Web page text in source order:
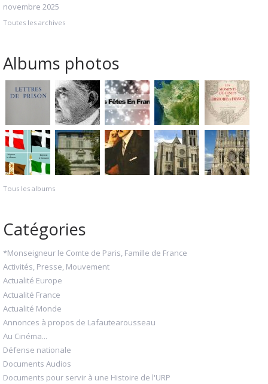
novembre 2025
Toutes les archives
Albums photos
Tous les albums
Catégories
*Monseigneur le Comte de Paris, Famille de France
Activités, Presse, Mouvement
Actualité Europe
Actualité France
Actualité Monde
Annonces à propos de Lafautearousseau
Au Cinéma...
Défense nationale
Documents Audios
Documents pour servir à une Histoire de l'URP